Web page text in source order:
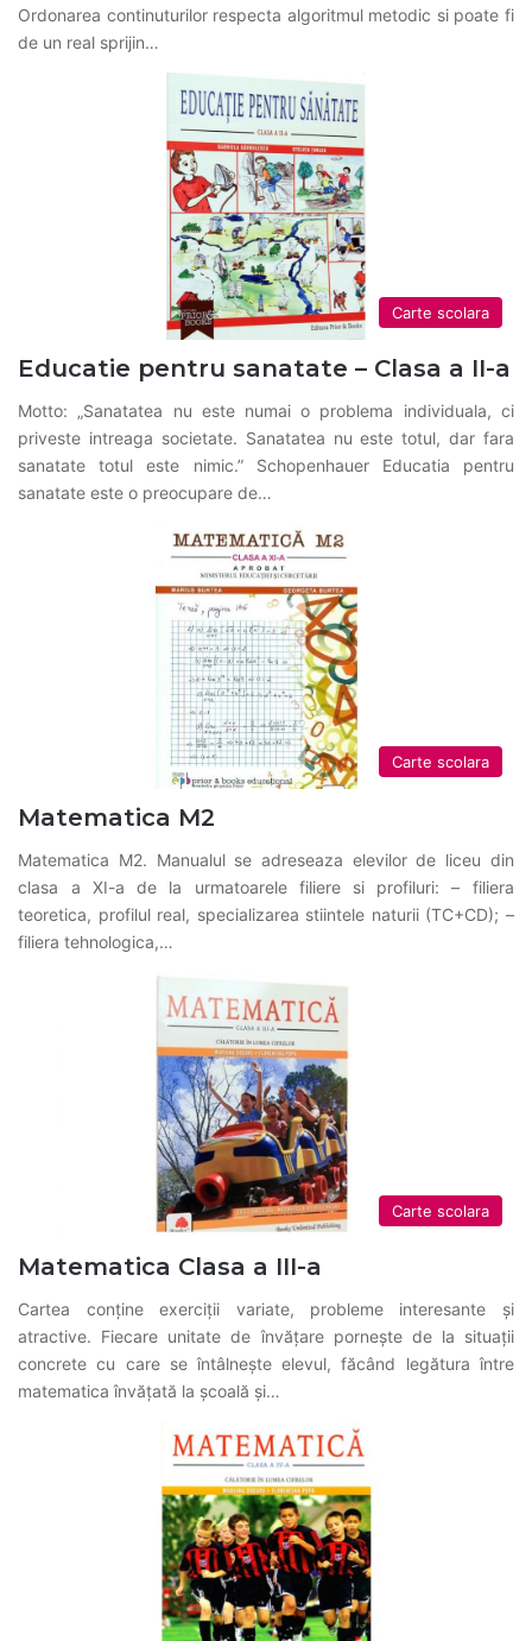
Ordonarea continuturilor respecta algoritmul metodic si poate fi
de un real sprijin…
Carte scolara
Educatie pentru sanatate – Clasa a II-a
Motto: „Sanatatea nu este numai o problema individuala, ci
priveste intreaga societate. Sanatatea nu este totul, dar fara
sanatate totul este nimic.” Schopenhauer Educatia pentru
sanatate este o preocupare de…
Carte scolara
Matematica M2
Matematica M2. Manualul se adreseaza elevilor de liceu din
clasa a XI-a de la urmatoarele filiere si profiluri: – filiera
teoretica, profilul real, specializarea stiintele naturii (TC+CD); –
filiera tehnologica,…
Carte scolara
Matematica Clasa a III-a
Cartea conţine exerciţii variate, probleme interesante şi
atractive. Fiecare unitate de învăţare porneşte de la situaţii
concrete cu care se întâlneşte elevul, făcând legătura între
matematica învăţată la şcoală şi…